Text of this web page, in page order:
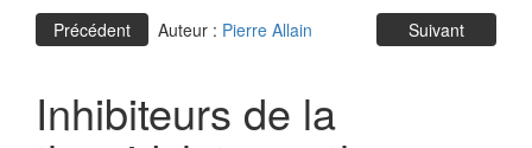
Précédent Suivant
Auteur : Pierre Allain
Inhibiteurs de la